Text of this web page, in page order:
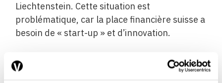
Liechtenstein. Cette situation est
problématique, car la place financière suisse a
besoin de « start-up » et d’innovation.
Sur le fond, il n’y a pas d’obstacles majeurs à